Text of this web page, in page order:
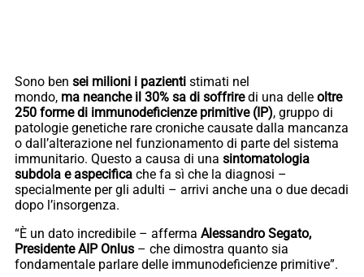
Sono ben sei milioni i pazienti stimati nel
mondo, ma neanche il 30% sa di soffriredi una delle oltre
250 forme di immunodeficienze primitive (IP), gruppo di
patologie genetiche rare croniche causate dalla mancanza
o dall’alterazione nel funzionamento di parte del sistema
immunitario. Questo a causa di una sintomatologia
subdola e aspecifica che fa sì che la diagnosi –
specialmente per gli adulti – arrivi anche una o due decadi
dopo l’insorgenza.
“È un dato incredibile – afferma Alessandro Segato,
Presidente AIP Onlus – che dimostra quanto sia
fondamentale parlare delle immunodeficienze primitive”.